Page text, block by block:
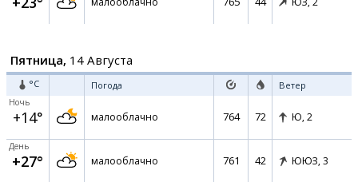
Пятница, 14 Августа
°C Погода Ветер
Ночь
+14° малооблачно 764 72 Ю, 2
День
+27° малооблачно 761 42 ЮЮЗ, 3